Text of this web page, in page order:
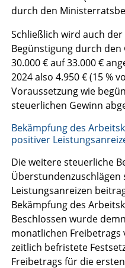
durch den
Schließlich wird auch
Begünstigung durch
30.000 € auf 33.000 €
2024 also 4.950 € (15 %
Voraussetzung wie
steuerlichen Gewinn
Bekämpfung des
positiver
Die weitere steuerliche
Überstundenzuschlägen
Leistungsanreizen
Bekämpfung des
Beschlossen wurde
monatlichen Freibetrags
zeitlich befristete
Freibetrags für die